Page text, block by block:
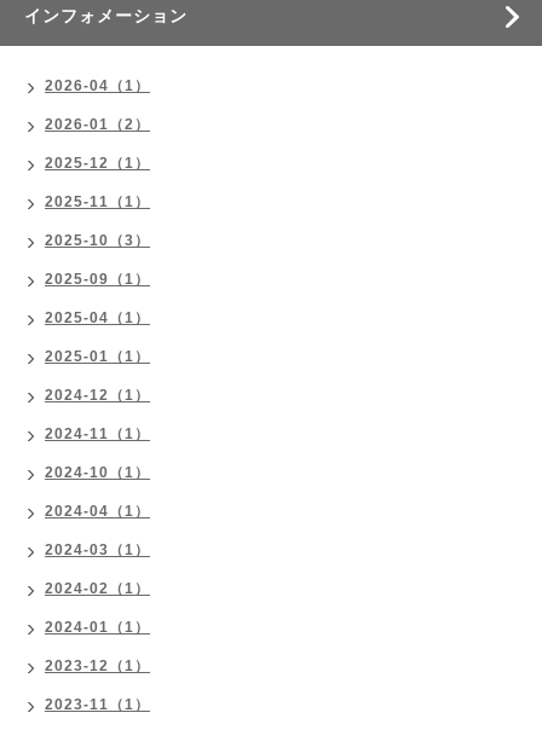
インフォメーション
2026-04（1）
2026-01（2）
2025-12（1）
2025-11（1）
2025-10（3）
2025-09（1）
2025-04（1）
2025-01（1）
2024-12（1）
2024-11（1）
2024-10（1）
2024-04（1）
2024-03（1）
2024-02（1）
2024-01（1）
2023-12（1）
2023-11（1）